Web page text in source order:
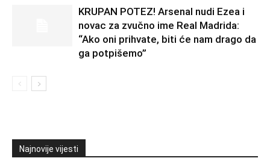
KRUPAN POTEZ! Arsenal nudi Ezea i
novac za zvučno ime Real Madrida:
“Ako oni prihvate, biti će nam drago da
ga potpišemo”
Najnovije vijesti